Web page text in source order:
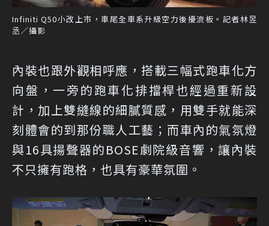
Infiniti Q50小改上市，車尾全車系升級空力後擾流板。記者林昱
丞／攝影
內裝也跟外觀相呼應，搭載三幅式跑車化方
向盤，一旁的跑車化排擋桿也經過重新設
計，加上雙縫線的細膩質感，用雙手就能深
刻體會的到那份職人工藝；而車內的氣氛燈
與16具揚聲器的BOSE劇院級音響，讓內裝
不只擁有跑格，也具有豪華氛圍。